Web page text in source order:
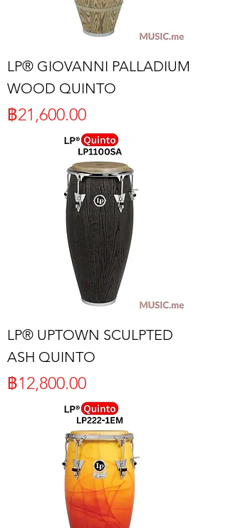
LP® GIOVANNI PALLADIUM
WOOD QUINTO
ราคา
฿21,600.00
LP® UPTOWN SCULPTED
ASH QUINTO
ราคา
฿12,800.00